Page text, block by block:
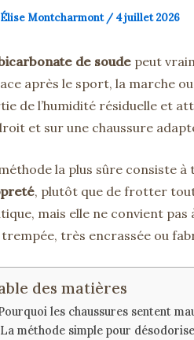
Élise Montcharmont /4 juillet 2026
de soude peut
après le sport, la marche
de l’humidité résiduelle et
et sur une chaussure
la plus sûre consiste
, plutôt que de frotter
mais elle ne convient
très encrassée ou
des matières
les chaussures sentent
La méthode simple pour